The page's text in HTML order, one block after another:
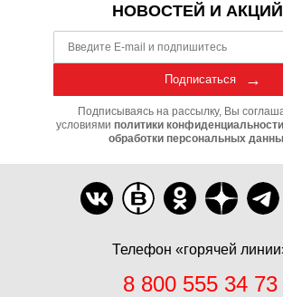
Телефон «горячей
8 800 555 34 73
НОВОСТЕЙ И
Подписаться
Подписываясь на рассылку, Вы
условиями политики конфиденциальности
обработки персональных